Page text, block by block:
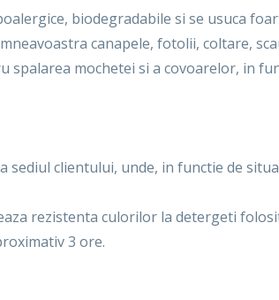
biodegradabile si se usuca
canapele, fotolii, coltare,
spalarea mochetei si a covoarelor, in
sediul clientului, unde, in functie de
rezistenta culorilor la detergeti
3 ore.